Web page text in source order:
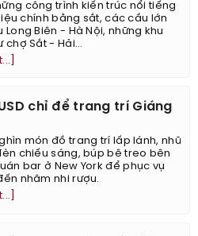
công trình kiến trúc nổi tiếng
chính bằng sắt, các cầu lớn
Long Biên - Hà Nội, những khu
chợ Sắt - Hải...
chỉ để trang trí Giáng
món đồ trang trí lấp lánh, nhũ
chiếu sáng, búp bê treo bên
bar ở New York để phục vụ
nhâm nhi rượu.